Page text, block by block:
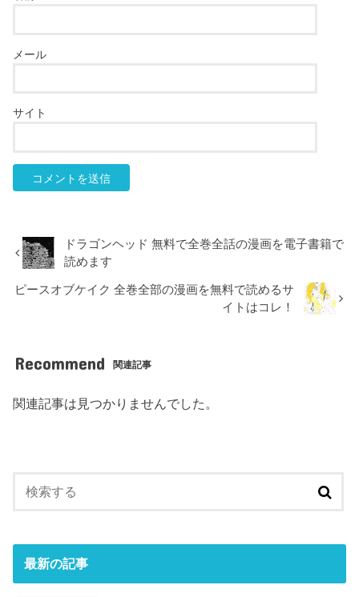
メール
サイト
ドラゴンヘッド 無料で全巻全話の漫画を電子書籍で
読めます
ピースオブケイク 全巻全部の漫画を無料で読めるサ
イトはコレ！
Recommend 関連記事
関連記事は見つかりませんでした。
最新の記事